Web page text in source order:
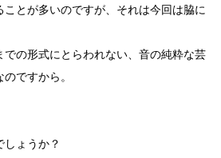
とが多いのですが、それは今回は脇に
の形式にとらわれない、音の純粋な芸
ですから。
ょうか？